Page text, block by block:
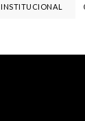
INSTITUCIONAL